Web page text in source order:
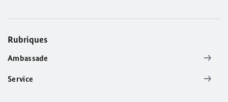
Rubriques
Ambassade
Service